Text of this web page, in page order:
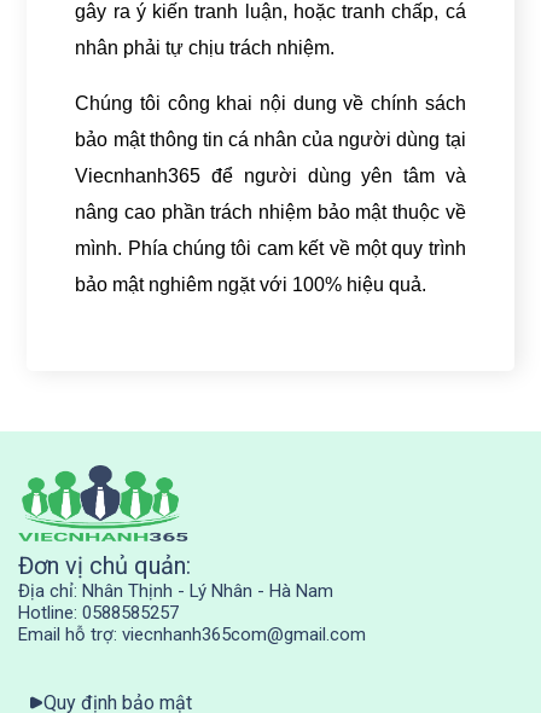
gây ra ý kiến tranh luận, hoặc tranh chấp, cá
nhân phải tự chịu trách nhiệm.
Chúng tôi công khai nội dung về chính sách
bảo mật thông tin cá nhân của người dùng tại
Viecnhanh365 để người dùng yên tâm và
nâng cao phần trách nhiệm bảo mật thuộc về
mình. Phía chúng tôi cam kết về một quy trình
bảo mật nghiêm ngặt với 100% hiệu quả.
Đơn vị chủ quản:
Địa chỉ: Nhân Thịnh - Lý Nhân - Hà Nam
Hotline: 0588585257
Email hỗ trợ: viecnhanh365com@gmail.com
Quy định bảo mật